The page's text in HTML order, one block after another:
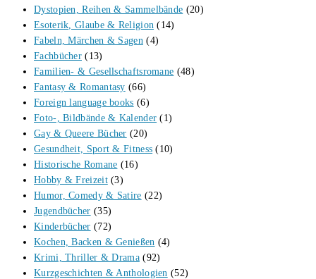
Dystopien, Reihen & Sammelbände (20)
Esoterik, Glaube & Religion (14)
Fabeln, Märchen & Sagen (4)
Fachbücher (13)
Familien- & Gesellschaftsromane (48)
Fantasy & Romantasy (66)
Foreign language books (6)
Foto-, Bildbände & Kalender (1)
Gay & Queere Bücher (20)
Gesundheit, Sport & Fitness (10)
Historische Romane (16)
Hobby & Freizeit (3)
Humor, Comedy & Satire (22)
Jugendbücher (35)
Kinderbücher (72)
Kochen, Backen & Genießen (4)
Krimi, Thriller & Drama (92)
Kurzgeschichten & Anthologien (52)